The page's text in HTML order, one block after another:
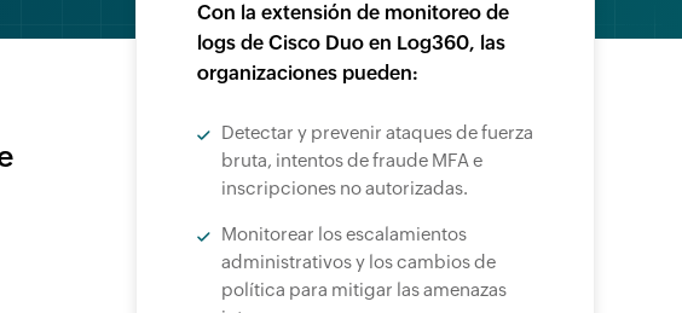
Con la extensión de monitoreo de
logs de Cisco Duo en Log360, las
organizaciones pueden:
Detectar y prevenir ataques de fuerza
bruta, intentos de fraude MFA e
inscripciones no autorizadas.
Monitorear los escalamientos
administrativos y los cambios de
política para mitigar las amenazas